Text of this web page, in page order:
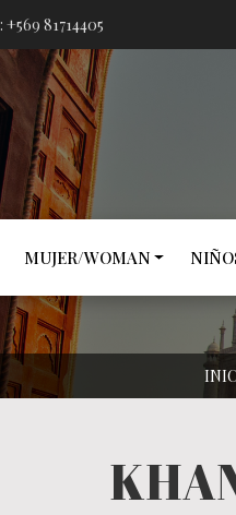
81714405
MUJER/WOMAN